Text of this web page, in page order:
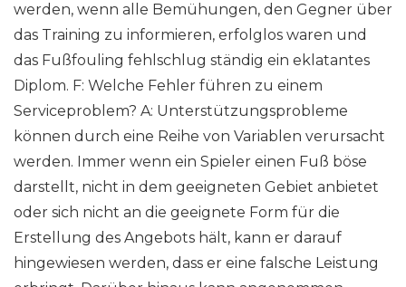
werden, wenn alle Bemühungen, den Gegner über
das Training zu informieren, erfolglos waren und
das Fußfouling fehlschlug ständig ein eklatantes
Diplom. F: Welche Fehler führen zu einem
Serviceproblem? A: Unterstützungsprobleme
können durch eine Reihe von Variablen verursacht
werden. Immer wenn ein Spieler einen Fuß böse
darstellt, nicht in dem geeigneten Gebiet anbietet
oder sich nicht an die geeignete Form für die
Erstellung des Angebots hält, kann er darauf
hingewiesen werden, dass er eine falsche Leistung